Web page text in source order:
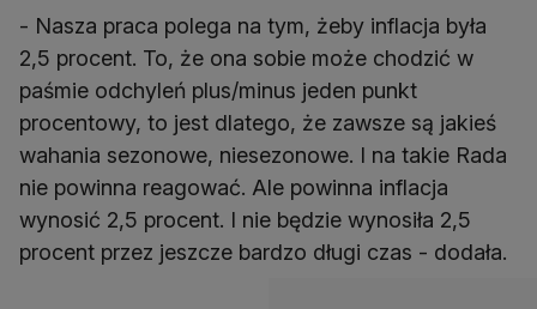
- Nasza praca polega na tym, żeby inflacja była
2,5 procent. To, że ona sobie może chodzić w
paśmie odchyleń plus/minus jeden punkt
procentowy, to jest dlatego, że zawsze są jakieś
wahania sezonowe, niesezonowe. I na takie Rada
nie powinna reagować. Ale powinna inflacja
wynosić 2,5 procent. I nie będzie wynosiła 2,5
procent przez jeszcze bardzo długi czas - dodała.